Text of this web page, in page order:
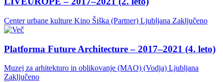
Center urbane kulture Kino Šiška (Partner) Ljubljana Zaključeno
Platforma Future Architecture – 2017–2021 (4. leto)
Muzej za arhitekturo in oblikovanje (MAO) (Vodja) Ljubljana
Zaključeno